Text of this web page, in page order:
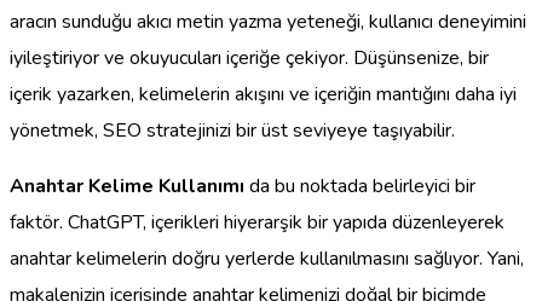
aracın sunduğu akıcı metin yazma yeteneği, kullanıcı deneyimini
iyileştiriyor ve okuyucuları içeriğe çekiyor. Düşünsenize, bir
içerik yazarken, kelimelerin akışını ve içeriğin mantığını daha iyi
yönetmek, SEO stratejinizi bir üst seviyeye taşıyabilir.
Anahtar Kelime Kullanımı da bu noktada belirleyici bir
faktör. ChatGPT, içerikleri hiyerarşik bir yapıda düzenleyerek
anahtar kelimelerin doğru yerlerde kullanılmasını sağlıyor. Yani,
makalenizin içerisinde anahtar kelimenizi doğal bir biçimde